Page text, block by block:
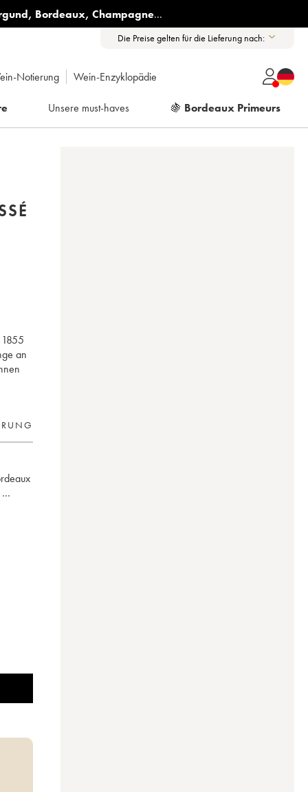
, Bordeaux, Champagne...
Die Preise gelten für die Lieferung nach:
Notierung Wein-Enzyklopädie
Unsere must-haves 🍇 Bordeaux Primeurs
an